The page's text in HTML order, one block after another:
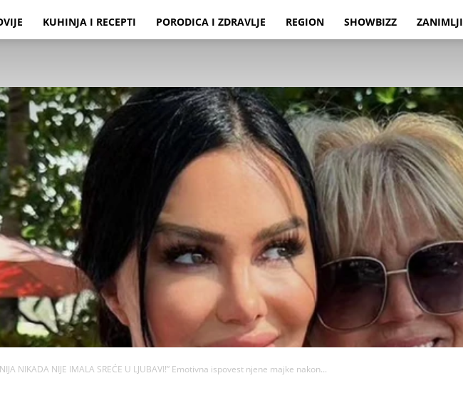
KUHINJA I RECEPTI PORODICA I ZDRAVLJE REGION SHOWBIZZ
NIKADA NIJE IMALA SREĆE U LJUBAVI!” Emotivna ispovest njene majke nakon...